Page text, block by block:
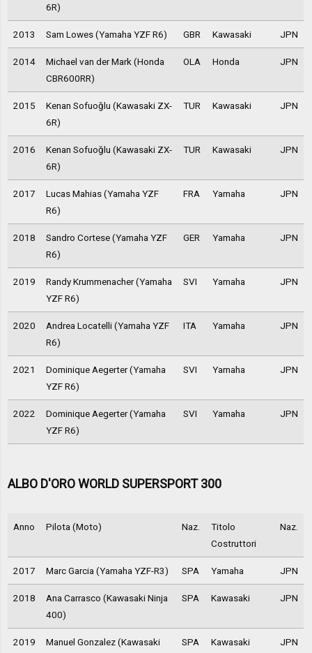
6R)
2013 Sam Lowes (Yamaha YZF R6) GBR Kawasaki JPN
2014
Michael van der Mark (Honda
CBR600RR)
OLA Honda JPN
2015
Kenan Sofuoğlu (Kawasaki ZX-
6R)
TUR Kawasaki JPN
2016
Kenan Sofuoğlu (Kawasaki ZX-
6R)
TUR Kawasaki JPN
2017
Lucas Mahias (Yamaha YZF
R6)
FRA Yamaha JPN
2018
Sandro Cortese (Yamaha YZF
R6)
GER Yamaha JPN
2019
Randy Krummenacher (Yamaha
YZF R6)
SVI Yamaha JPN
2020
Andrea Locatelli (Yamaha YZF
R6)
ITA Yamaha JPN
2021
Dominique Aegerter (Yamaha
YZF R6)
SVI Yamaha JPN
2022
Dominique Aegerter (Yamaha
YZF R6)
SVI Yamaha JPN
ALBO D'ORO WORLD SUPERSPORT 300
Anno Pilota (Moto) Naz.
Titolo
Costruttori
Naz.
2017 Marc Garcia (Yamaha YZF-R3) SPA Yamaha JPN
2018
Ana Carrasco (Kawasaki Ninja
400)
SPA Kawasaki JPN
2019 Manuel Gonzalez (Kawasaki SPA Kawasaki JPN